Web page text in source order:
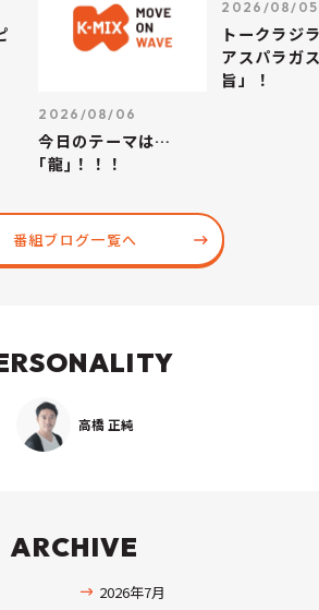
2026/08/06
今日のテーマは…
｢龍｣！！！
2026/08/05
トークラジ
アスパラガ
旨」！
番組ブログ一覧へ
高橋 正純
ARCHIVE
2026年7月